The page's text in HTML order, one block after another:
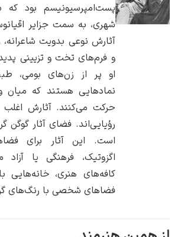
پست‌امپرسیونیسم بود که با فرار از زندگی
شهری، به سمت جزایر اقیانوس آرام رفت و در
آثارش نوعی بدویت شاعرانه، رنگ‌های جسورانه
و فرم‌های تخت و تزیینی پدید آورد. نقاشی‌های
او پر از زن‌های بومی، طبیعت استوایی و
نمادهایی هستند که میان واقعیت و افسانه
حرکت می‌کنند. آثارش اغلب شهودی، عمیق و
رؤیایی‌اند. فضای آثار گوگن گرم، حسی و رازآلود
است. این آثار برای فضاهایی با طراحی
اگزوتیک، فرهنگی یا آزاد مناسب‌اند؛ مانند
کافه‌های هنری، خانه‌هایی با تم استوایی یا
فضاهای شخصی با رنگ‌های گرم و ساختارشکن.